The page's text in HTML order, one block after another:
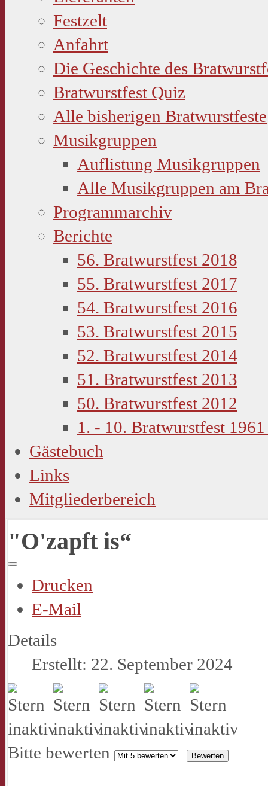
Festzelt
Anfahrt
Die Geschichte des
Bratwurstfest Quiz
Alle bisherigen Bratwurstfeste
Musikgruppen
Auflistung Musikgruppen
Alle Musikgruppen am
Programmarchiv
Berichte
56. Bratwurstfest 2018
55. Bratwurstfest 2017
54. Bratwurstfest 2016
53. Bratwurstfest 2015
52. Bratwurstfest 2014
51. Bratwurstfest 2013
50. Bratwurstfest 2012
1. - 10. Bratwurstfest
Gästebuch
Links
Mitgliederbereich
"O'zapft is“
Drucken
E-Mail
Details
Erstellt: 22. September 2024
Bitte bewerten